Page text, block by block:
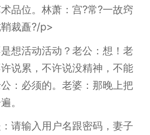
品位。林萧：宫?常?一故窍
裁矗?/p>
想活动活动？老公：想！老
说累，不许说没精神，不能
：必须的。老婆：那晚上把
。
请输入用户名跟密码，妻子